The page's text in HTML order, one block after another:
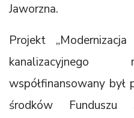
Jaworzna.
Projekt
kanalizacyjnego
współfinansowany był
środków